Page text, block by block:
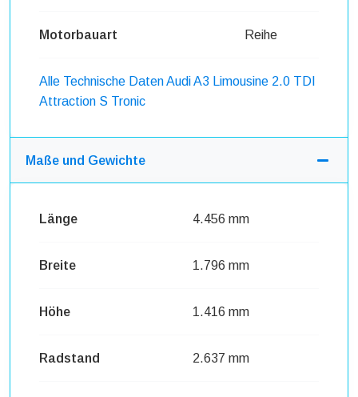
Motorbauart Reihe
Alle Technische Daten Audi A3 Limousine 2.0 TDI
Attraction S Tronic
Maße und Gewichte
Länge 4.456 mm
Breite 1.796 mm
Höhe 1.416 mm
Radstand 2.637 mm